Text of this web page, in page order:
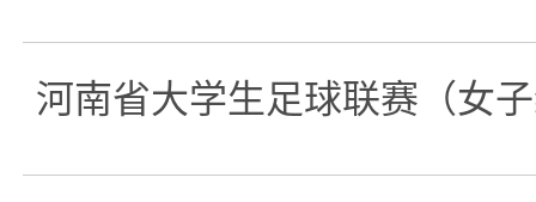
河南省大学生足球联赛（女